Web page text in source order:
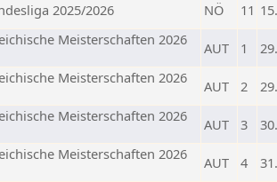
2025/2026 NÖ 11
Meisterschaften 2026
AUT 1
Meisterschaften 2026
AUT 2
Meisterschaften 2026
AUT 3
Meisterschaften 2026
AUT 4